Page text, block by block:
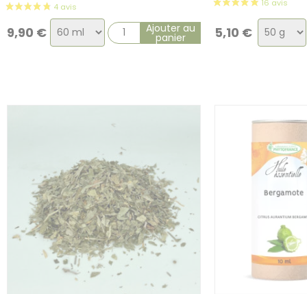
9,90 €
Choix
de
Ajouter au
panier 5,10 €
Choix
de